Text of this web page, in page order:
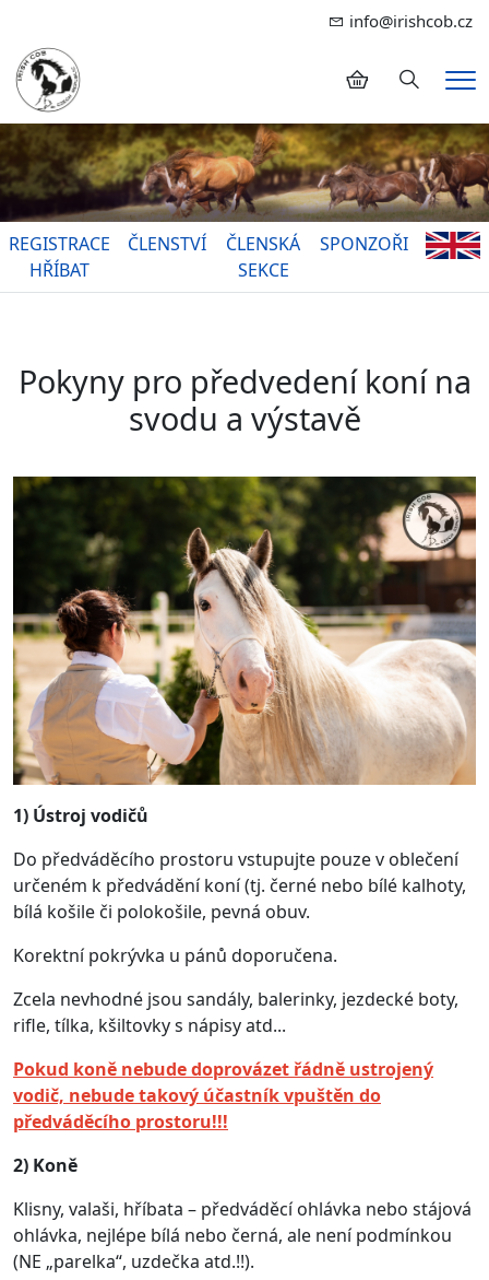
info@irishcob.cz
Hledání
REGISTRACE
HŘÍBAT
ČLENSTVÍ
ČLENSKÁ
SEKCE
SPONZOŘI
Pokyny pro předvedení koní na
svodu a výstavě
1) Ústroj vodičů
Do předváděcího prostoru vstupujte pouze v oblečení
určeném k předvádění koní (tj. černé nebo bílé kalhoty,
bílá košile či polokošile, pevná obuv.
Korektní pokrývka u pánů doporučena.
Zcela nevhodné jsou sandály, balerinky, jezdecké boty,
rifle, tílka, kšiltovky s nápisy atd...
Pokud koně nebude doprovázet řádně ustrojený
vodič, nebude takový účastník vpuštěn do
předváděcího prostoru!!!
2) Koně
Klisny, valaši, hříbata – předváděcí ohlávka nebo stájová
ohlávka, nejlépe bílá nebo černá, ale není podmínkou
(NE „parelka“, uzdečka atd.!!).